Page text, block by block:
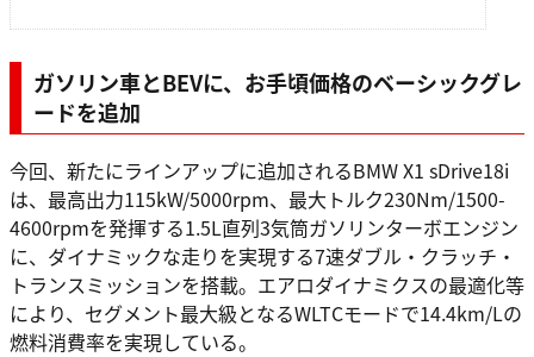
ガソリン車とBEVに、お手頃価格のベーシックグレ
ードを追加
今回、新たにラインアップに追加されるBMW X1 sDrive18i
は、最高出力115kW/5000rpm、最大トルク230Nm/1500-
4600rpmを発揮する1.5L直列3気筒ガソリンターボエンジン
に、ダイナミックな走りを実現する7速ダブル・クラッチ・
トランスミッションを搭載。エアロダイナミクスの最適化等
により、セグメント最大級となるWLTCモードで14.4km/Lの
燃料消費率を実現している。